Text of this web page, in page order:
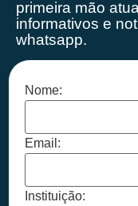
primeira mão
informativos e
whatsapp.
Nome:
Email:
Instituição: